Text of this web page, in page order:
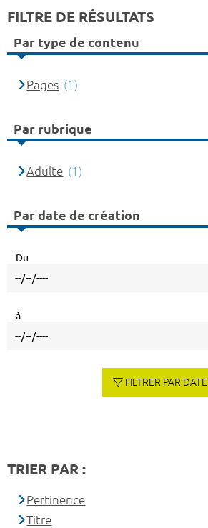
FILTRE DE RÉSULTATS
Par type de contenu
Pages (1)
Par rubrique
Adulte (1)
Par date de création
Du
à
FILTRER PAR DATE
TRIER PAR :
Pertinence
Titre